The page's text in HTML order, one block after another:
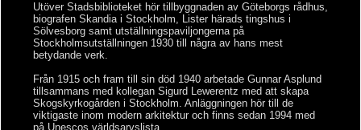
Utöver Stadsbiblioteket hör tillbyggnaden av Göteborgs rådhus,
biografen Skandia i Stockholm, Lister härads tingshus i
Sölvesborg samt utställningspaviljongerna på
Stockholmsutställningen 1930 till några av hans mest
betydande verk.
Från 1915 och fram till sin död 1940 arbetade Gunnar Asplund
tillsammans med kollegan Sigurd Lewerentz med att skapa
Skogskyrkogården i Stockholm. Anläggningen hör till de
viktigaste inom modern arkitektur och finns sedan 1994 med
på Unescos världsarvslista.